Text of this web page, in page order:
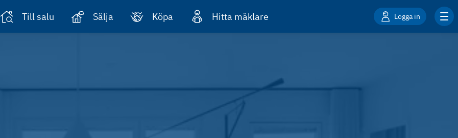
Till salu Sälja Köpa Hitta mäklare Logga in